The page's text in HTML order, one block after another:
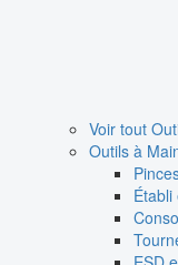
Voir tout
Outils à
Établi